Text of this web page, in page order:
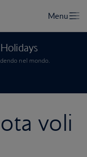
nel mondo.
voli